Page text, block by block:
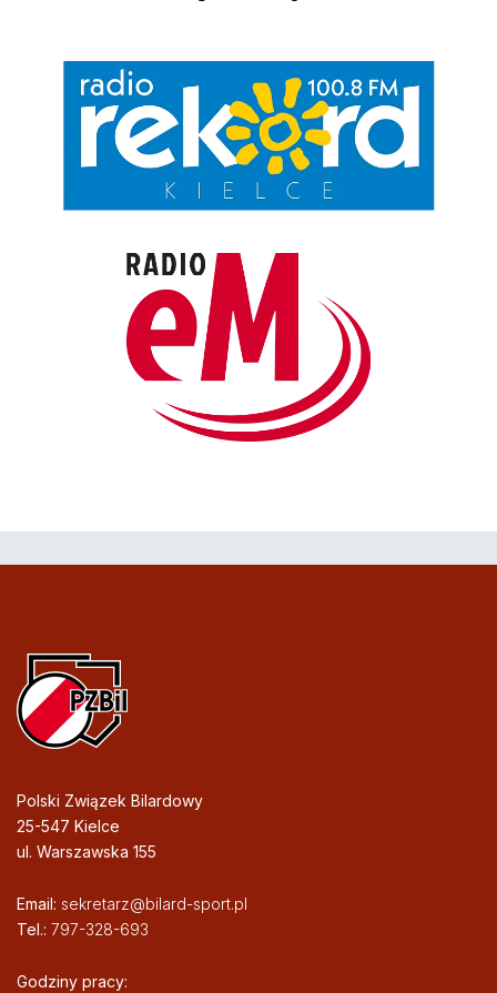
Polski Związek Bilardowy
25-547 Kielce
ul. Warszawska 155
Email: sekretarz@bilard-sport.pl
Tel.: 797-328-693
Godziny pracy: